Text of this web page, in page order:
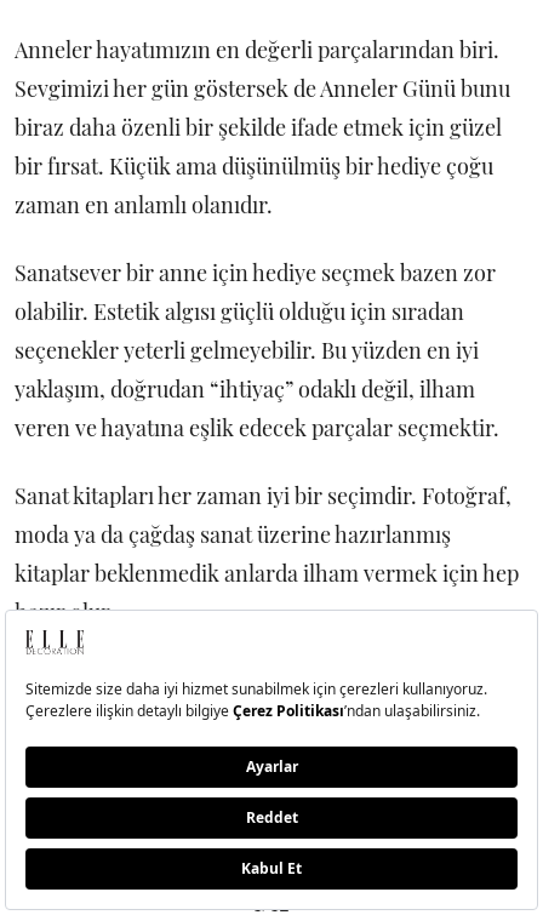
Anneler hayatımızın en değerli parçalarından biri.
Sevgimizi her gün göstersek de Anneler Günü bunu
biraz daha özenli bir şekilde ifade etmek için güzel
bir fırsat. Küçük ama düşünülmüş bir hediye çoğu
zaman en anlamlı olanıdır.
Sanatsever bir anne için hediye seçmek bazen zor
olabilir. Estetik algısı güçlü olduğu için sıradan
seçenekler yeterli gelmeyebilir. Bu yüzden en iyi
yaklaşım, doğrudan “ihtiyaç” odaklı değil, ilham
veren ve hayatına eşlik edecek parçalar seçmektir.
Sanat kitapları her zaman iyi bir seçimdir. Fotoğraf,
moda ya da çağdaş sanat üzerine hazırlanmış
kitaplar beklenmedik anlarda ilham vermek için hep
hazır olur.
Sanat eserlerini günlük hayata dahil etmenin en
kolay yollarından biri reprodüksiyon baskılardır.
Önemli olan, seçilen görsel kadar baskı kalitesi ve
çerçeve uyumudur. Bir tablo, yaşam alanının
havasını anında değiştirmeye yeter.
1/12